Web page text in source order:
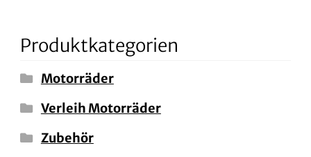
Produktkategorien
Motorräder
Verleih Motorräder
Zubehör